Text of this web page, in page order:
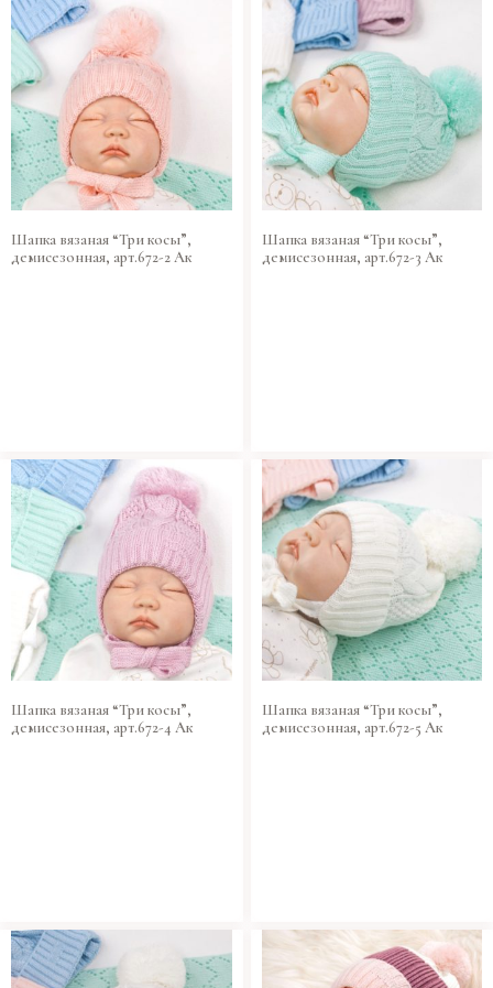
Шапка вязаная “Три косы”,
демисезонная, арт.672-2 Ак
Шапка вязаная “Три косы”,
демисезонная, арт.672-3 Ак
Шапка вязаная “Три косы”,
демисезонная, арт.672-4 Ак
Шапка вязаная “Три косы”,
демисезонная, арт.672-5 Ак